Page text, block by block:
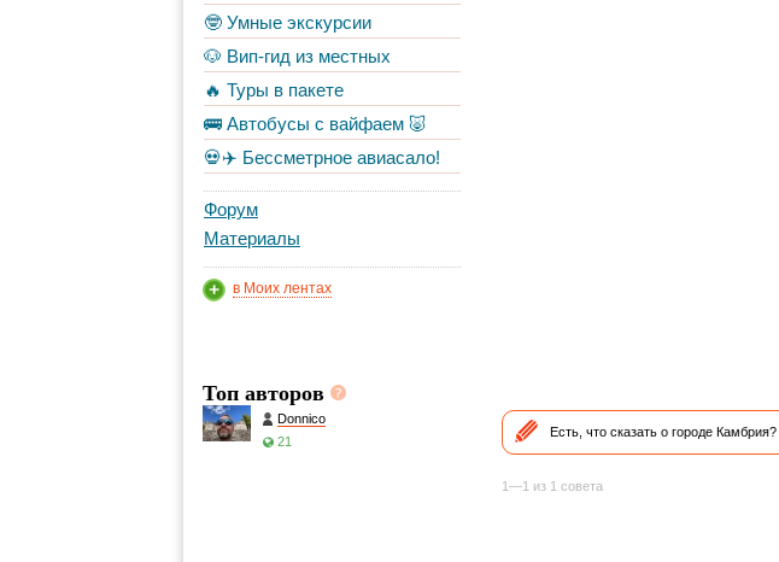
🤓 Умные экскурсии
🐶 Вип-гид из местных
🔥 Туры в пакете
🚌 Автобусы с вайфаем 🐷
💀✈️ Бессметрное авиасало!
Форум
Материалы
в Моих лентах
Топ авторов
Donnico
21
Есть, что сказать о городе Камбрия?
1—1 из 1 совета